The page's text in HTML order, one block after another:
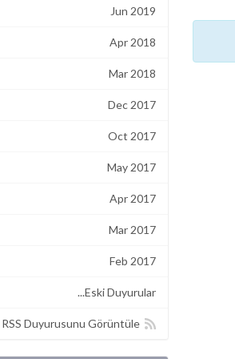
Jun 2019
Apr 2018
Mar 2018
Dec 2017
Oct 2017
May 2017
Apr 2017
Mar 2017
Feb 2017
Eski Duyurular...
RSS Duyurusunu Görüntüle